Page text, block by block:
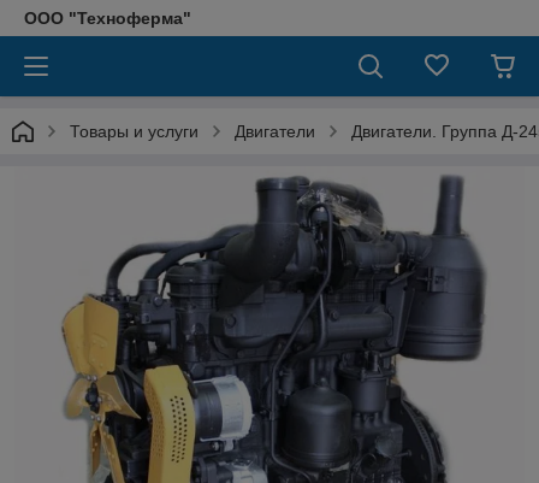
ООО "Техноферма"
Товары и услуги Двигатели Двигатели. Группа Д-